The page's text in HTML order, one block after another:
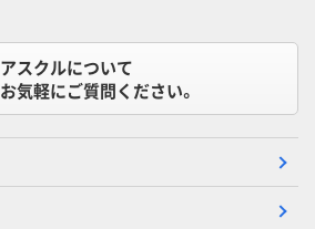
アスクルについて
お気軽にご質問ください。